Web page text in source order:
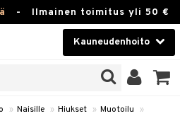
- Ilmainen toimitus yli 50 €
Kauneudenhoito
» Naisille » Hiukset » Muotoilu
»